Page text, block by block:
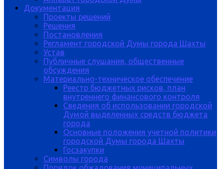
Документация
Проекты решений
Решения
Постановления
Регламент городской Думы города Шахты
Устав
Публичные слушания, общественные
обсуждения
Материально-техническое обеспечение
Реестр бюджетных рисков, план
внутреннего финансового контроля
Сведения об использовании городской
Думой выделенных средств бюджета
города
Основные положения учетной политики
городской Думы города Шахты
Госзакупки
Символы города